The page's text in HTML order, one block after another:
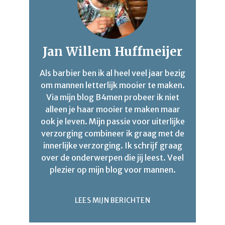
Jan Willem Huffmeijer
Als barbier ben ik al heel veel jaar bezig
om mannen letterlijk mooier te maken.
Via mijn blog B4men probeer ik niet
alleen je haar mooier te maken maar
ook je leven. Mijn passie voor uiterlijke
verzorging combineer ik graag met de
innerlijke verzorging. Ik schrijf graag
over de onderwerpen die jij leest. Veel
plezier op mijn blog voor mannen.
LEES MIJN BERICHTEN